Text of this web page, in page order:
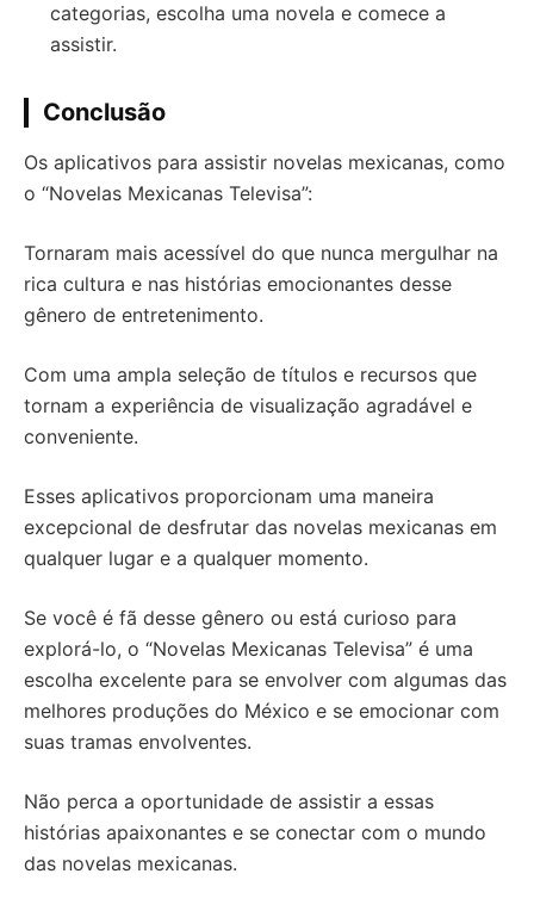
categorias, escolha uma novela e comece a
assistir.
Conclusão
Os aplicativos para assistir novelas mexicanas, como
o “Novelas Mexicanas Televisa”:
Tornaram mais acessível do que nunca mergulhar na
rica cultura e nas histórias emocionantes desse
gênero de entretenimento.
Com uma ampla seleção de títulos e recursos que
tornam a experiência de visualização agradável e
conveniente.
Esses aplicativos proporcionam uma maneira
excepcional de desfrutar das novelas mexicanas em
qualquer lugar e a qualquer momento.
Se você é fã desse gênero ou está curioso para
explorá-lo, o “Novelas Mexicanas Televisa” é uma
escolha excelente para se envolver com algumas das
melhores produções do México e se emocionar com
suas tramas envolventes.
Não perca a oportunidade de assistir a essas
histórias apaixonantes e se conectar com o mundo
das novelas mexicanas.